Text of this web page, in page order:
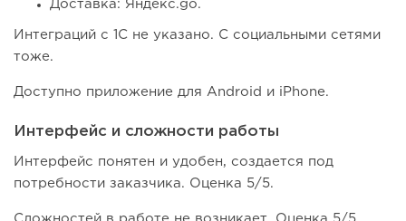
Доставка: Яндекс.go.
Интеграций с 1С не указано. С социальными сетями
тоже.
Доступно приложение для Android и iPhone.
Интерфейс и сложности работы
Интерфейс понятен и удобен, создается под
потребности заказчика. Оценка 5/5.